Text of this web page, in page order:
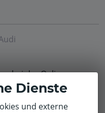
bei der Online-
von
Dienste
und externe